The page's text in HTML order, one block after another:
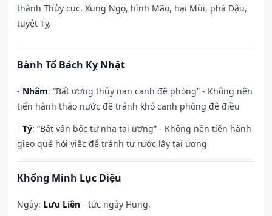
thành Thủy cục. Xung Ngọ, hình Mão, hại Mùi, phá Dậu,
tuyệt Tỵ.
Bành Tổ Bách Kỵ Nhật
- Nhâm: “Bất ương thủy nan canh đê phòng” - Không nên
tiến hành tháo nước để tránh khó canh phòng đê điều
- Tý: “Bất vấn bốc tự nhạ tai ương” - Không nên tiến hành
gieo quẻ hỏi việc để tránh tự rước lấy tai ương
Khổng Minh Lục Diệu
Ngày: Lưu Liên - tức ngày Hung.